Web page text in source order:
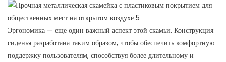
Эргономика — еще один важный аспект этой скамьи. Конструкция
сиденья разработана таким образом, чтобы обеспечить комфортную
поддержку пользователям, способствуя более длительному и